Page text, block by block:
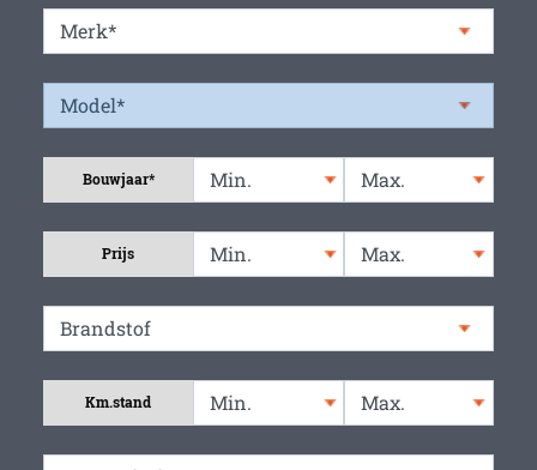
Bouwjaar*
Prijs
Km.stand